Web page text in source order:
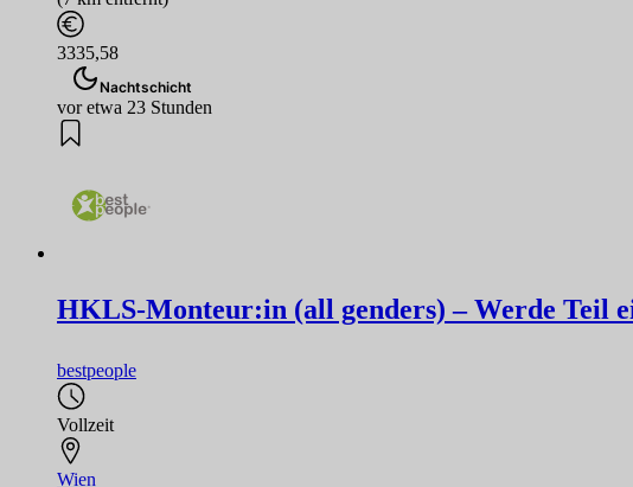
3335,58
Nachtschicht
vor etwa 23 Stunden
HKLS-Monteur:in (all genders) – Werde Teil
bestpeople
Vollzeit
Wien